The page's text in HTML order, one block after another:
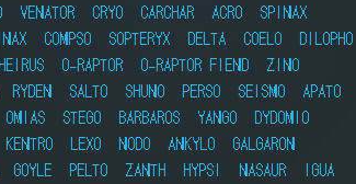
VENATOR CRYO CARCHAR ACRO
SPINAX
COMPSO SOPTERYX DELTA COELO
DILOPHO
O-RAPTOR O-RAPTOR FIEND
ZINO
RYDEN SALTO SHUNO PERSO SEISMO
APATO
OMIAS STEGO BARBAROS YANGO
DYDOMIO
KENTRO LEXO NODO ANKYLO
GALGARON
GOYLE PELTO ZANTH HYPSI NASAUR
IGUA